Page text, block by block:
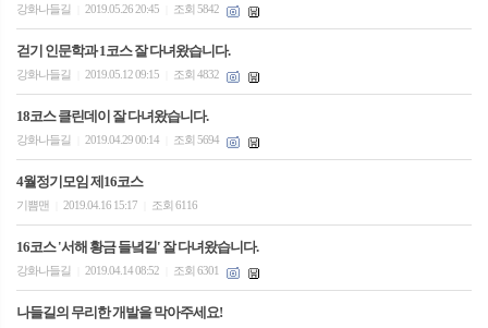
강화나들길 2019.05.26 20:45 조회 5842
걷기 인문학과 1코스 잘 다녀왔습니다.
강화나들길 2019.05.12 09:15 조회 4832
18코스 클린데이 잘 다녀왔습니다.
강화나들길 2019.04.29 00:14 조회 5694
4월정기모임 제16코스
기쁨맨 2019.04.16 15:17 조회 6116
16코스 '서해 황금 들녘길' 잘 다녀왔습니다.
강화나들길 2019.04.14 08:52 조회 6301
나들길의 무리한 개발을 막아주세요!